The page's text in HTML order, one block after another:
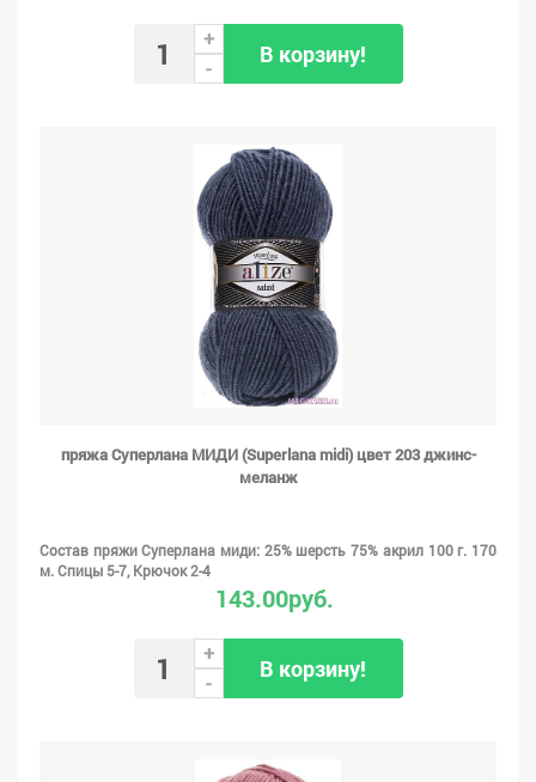
+
-
В корзину!
пряжа Суперлана МИДИ (Superlana midi) цвет 203 джинс-
меланж
Состав пряжи Суперлана миди: 25% шерсть 75% акрил 100 г. 170
м. Спицы 5-7, Крючок 2-4
143.00руб.
+
-
В корзину!